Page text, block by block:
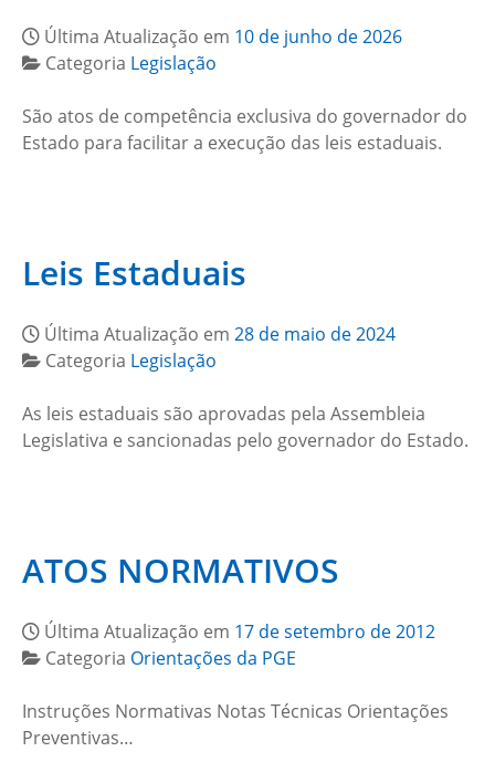
Última Atualização em 10 de junho de 2026
Categoria Legislação
São atos de competência exclusiva do governador do
Estado para facilitar a execução das leis estaduais.
Leis Estaduais
Última Atualização em 28 de maio de 2024
Categoria Legislação
As leis estaduais são aprovadas pela Assembleia
Legislativa e sancionadas pelo governador do Estado.
ATOS NORMATIVOS
Última Atualização em 17 de setembro de 2012
Categoria Orientações da PGE
Instruções Normativas Notas Técnicas Orientações
Preventivas…